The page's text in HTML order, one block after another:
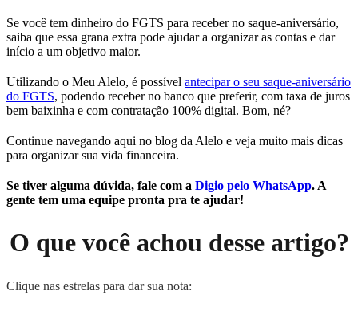
Se você tem dinheiro do FGTS para receber no saque-aniversário,
saiba que essa grana extra pode ajudar a organizar as contas e dar
início a um objetivo maior.
Utilizando o Meu Alelo, é possível antecipar o seu saque-aniversário
do FGTS, podendo receber no banco que preferir, com taxa de juros
bem baixinha e com contratação 100% digital. Bom, né?
Continue navegando aqui no blog da Alelo e veja muito mais dicas
para organizar sua vida financeira.
Se tiver alguma dúvida, fale com a Digio pelo WhatsApp. A
gente tem uma equipe pronta pra te ajudar!
O que você achou desse artigo?
Clique nas estrelas para dar sua nota: